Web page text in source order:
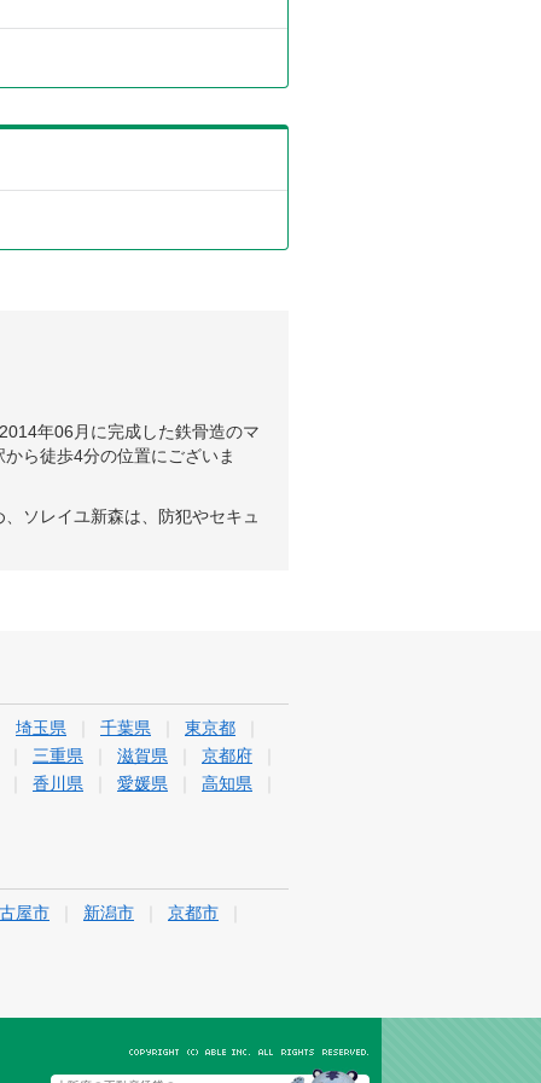
年06月に完成した鉄骨造のマ
ら徒歩4分の位置にございま
ソレイユ新森は、防犯やセキュ
埼玉県 千葉県
東京都
三重県
滋賀県
京都府
香川県
愛媛県 高知県
屋市 新潟市 京都市